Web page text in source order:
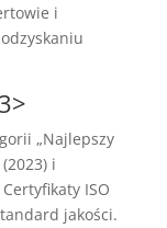
i
„Najlepszy
i
ISO
jakości.